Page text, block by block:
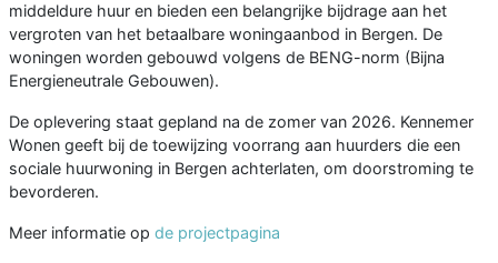
middeldure huur en bieden een belangrijke bijdrage aan het
vergroten van het betaalbare woningaanbod in Bergen. De
woningen worden gebouwd volgens de BENG-norm (Bijna
Energieneutrale Gebouwen).
De oplevering staat gepland na de zomer van 2026. Kennemer
Wonen geeft bij de toewijzing voorrang aan huurders die een
sociale huurwoning in Bergen achterlaten, om doorstroming te
bevorderen.
Meer informatie op de projectpagina